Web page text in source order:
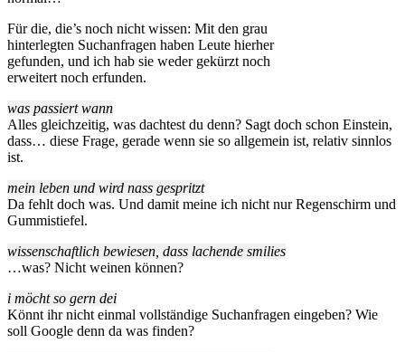
Für die, die’s noch nicht wissen: Mit den grau
hinterlegten Suchanfragen haben Leute hierher
gefunden, und ich hab sie weder gekürzt noch
erweitert noch erfunden.
was passiert wann
Alles gleichzeitig, was dachtest du denn? Sagt doch schon Einstein,
dass… diese Frage, gerade wenn sie so allgemein ist, relativ sinnlos
ist.
mein leben und wird nass gespritzt
Da fehlt doch was. Und damit meine ich nicht nur Regenschirm und
Gummistiefel.
wissenschaftlich bewiesen, dass lachende smilies
…was? Nicht weinen können?
i möcht so gern dei
Könnt ihr nicht einmal vollständige Suchanfragen eingeben? Wie
soll Google denn da was finden?